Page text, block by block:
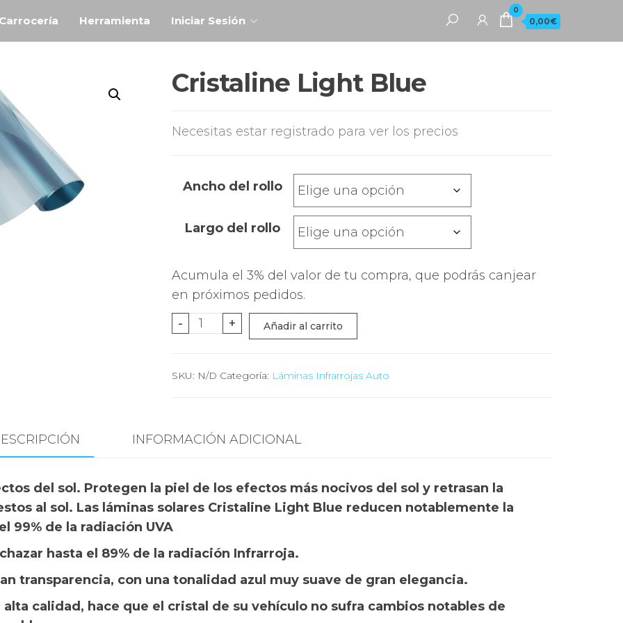
0
0,00€
Herramienta Iniciar Sesión
Cristaline Light Blue
Necesitas estar registrado para ver los precios
Ancho del rollo
Largo del rollo
Acumula el 3% del valor de tu compra, que podrás canjear
en próximos pedidos.
-
Cristaline
cantidad
+ Añadir al carrito
SKU: N/D Categoría: Láminas Infrarrojas Auto
INFORMACIÓN ADICIONAL
del sol. Protegen la piel de los efectos más nocivos del sol y retrasan la
al sol. Las láminas solares Cristaline Light Blue reducen notablemente la
99% de la radiación UVA
hasta el 89% de la radiación Infrarroja.
transparencia, con una tonalidad azul muy suave de gran elegancia.
calidad, hace que el cristal de su vehículo no sufra cambios notables de